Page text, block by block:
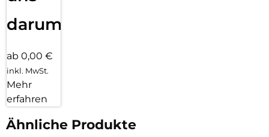
darum!
ab 0,00 €
inkl. MwSt.
Mehr
erfahren
Ähnliche Produkte